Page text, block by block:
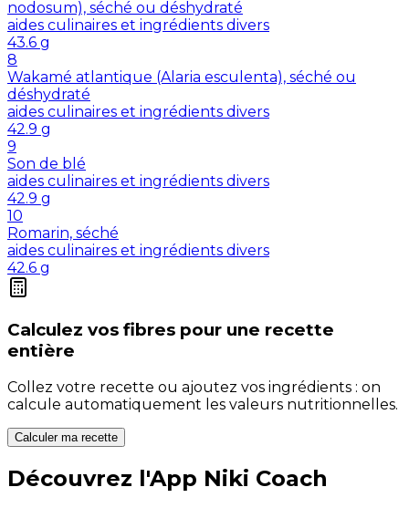
nodosum), séché ou déshydraté
aides culinaires et ingrédients divers
43.6 g
8
Wakamé atlantique (Alaria esculenta), séché ou
déshydraté
aides culinaires et ingrédients divers
42.9 g
9
Son de blé
aides culinaires et ingrédients divers
42.9 g
10
Romarin, séché
aides culinaires et ingrédients divers
42.6 g
Calculez vos fibres pour une recette
entière
Collez votre recette ou ajoutez vos ingrédients : on
calcule automatiquement les valeurs nutritionnelles.
Calculer ma recette
Découvrez l'App Niki Coach